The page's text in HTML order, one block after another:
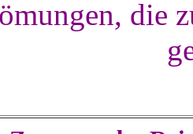
die